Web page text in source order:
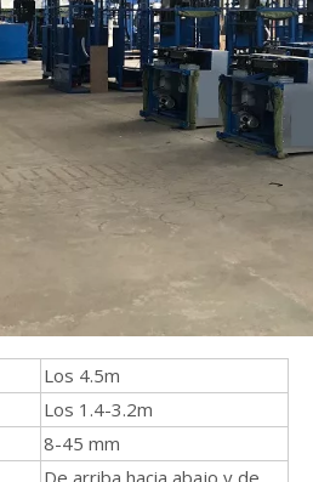
Los 4.5m
Los 1.4-3.2m
8-45 mm
De arriba hacia abajo y de